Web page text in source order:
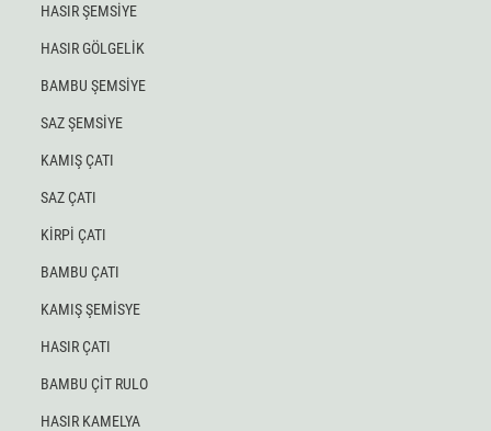
HASIR ŞEMSİYE
HASIR GÖLGELİK
BAMBU ŞEMSİYE
SAZ ŞEMSİYE
KAMIŞ ÇATI
SAZ ÇATI
KİRPİ ÇATI
BAMBU ÇATI
KAMIŞ ŞEMİSYE
HASIR ÇATI
BAMBU ÇİT RULO
HASIR KAMELYA